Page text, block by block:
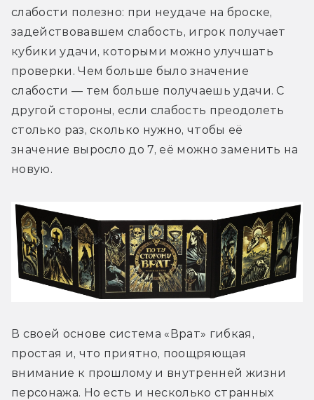
слабости полезно: при неудаче на броске,
задействовавшем слабость, игрок получает
кубики удачи, которыми можно улучшать
проверки. Чем больше было значение
слабости — тем больше получаешь удачи. С
другой стороны, если слабость преодолеть
столько раз, сколько нужно, чтобы её
значение выросло до 7, её можно заменить на
новую.
В своей основе система «Врат» гибкая,
простая и, что приятно, поощряющая
внимание к прошлому и внутренней жизни
персонажа. Но есть и несколько странных